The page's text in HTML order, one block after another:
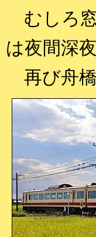
むしろ
は夜間深
再び舟